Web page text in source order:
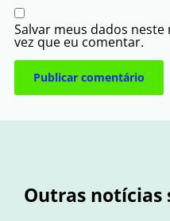
Salvar meus dados
vez que eu comentar.
Outras notícias